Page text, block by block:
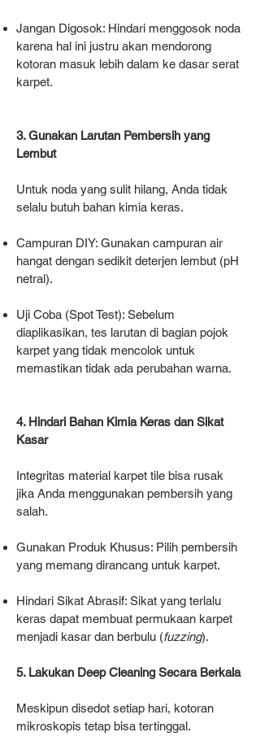
Jangan Digosok: Hindari menggosok noda
karena hal ini justru akan mendorong
kotoran masuk lebih dalam ke dasar serat
karpet.
3. Gunakan Larutan Pembersih yang
Lembut
Untuk noda yang sulit hilang, Anda tidak
selalu butuh bahan kimia keras.
Campuran DIY: Gunakan campuran air
hangat dengan sedikit deterjen lembut (pH
netral).
Uji Coba (Spot Test): Sebelum
diaplikasikan, tes larutan di bagian pojok
karpet yang tidak mencolok untuk
memastikan tidak ada perubahan warna.
4. Hindari Bahan Kimia Keras dan Sikat
Kasar
Integritas material karpet tile bisa rusak
jika Anda menggunakan pembersih yang
salah.
Gunakan Produk Khusus: Pilih pembersih
yang memang dirancang untuk karpet.
Hindari Sikat Abrasif: Sikat yang terlalu
keras dapat membuat permukaan karpet
menjadi kasar dan berbulu (fuzzing).
5. Lakukan Deep Cleaning Secara Berkala
Meskipun disedot setiap hari, kotoran
mikroskopis tetap bisa tertinggal.